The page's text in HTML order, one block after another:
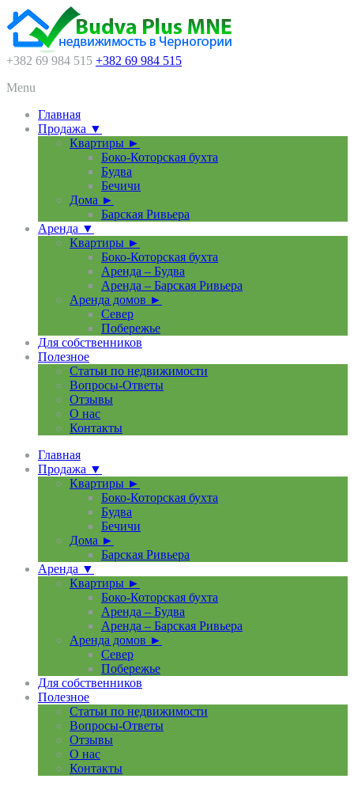
+382 69 984 515 +382 69 984 515
Menu
Главная
Продажа ▼
Квартиры ►
Боко-Которская бухта
Будва
Бечичи
Дома ►
Барская Ривьера
Аренда ▼
Квартиры ►
Боко-Которская бухта
Аренда – Будва
Аренда – Барская Ривьера
Аренда домов ►
Север
Побережье
Для собственников
Полезное
Статьи по недвижимости
Вопросы-Ответы
Отзывы
О нас
Контакты
Главная
Продажа ▼
Квартиры ►
Боко-Которская бухта
Будва
Бечичи
Дома ►
Барская Ривьера
Аренда ▼
Квартиры ►
Боко-Которская бухта
Аренда – Будва
Аренда – Барская Ривьера
Аренда домов ►
Север
Побережье
Для собственников
Полезное
Статьи по недвижимости
Вопросы-Ответы
Отзывы
О нас
Контакты